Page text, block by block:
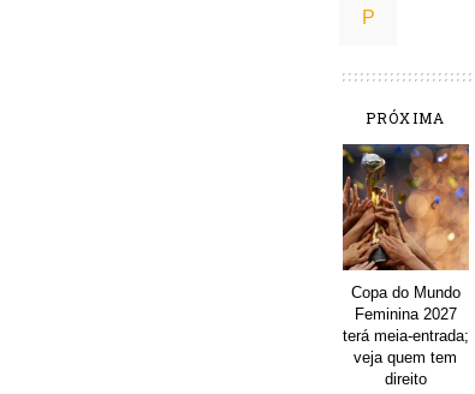
PRÓXIMA
Copa do Mundo
Feminina 2027
terá meia-entrada;
veja quem tem
direito